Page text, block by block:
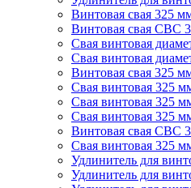
Винтовая свая 325
Винтовая свая СВС
Свая винтовая
Свая винтовая
Винтовая свая 325
Свая винтовая 325
Свая винтовая 325
Свая винтовая 325
Винтовая свая СВС
Свая винтовая 325
Удлинитель для
Удлинитель для